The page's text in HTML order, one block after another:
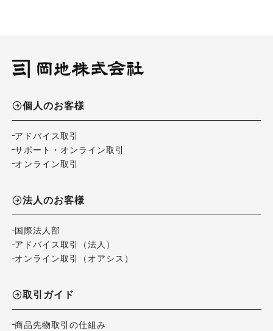
個人のお客様
アドバイス取引
サポート・オンライン取引
オンライン取引
法人のお客様
国際法人部
アドバイス取引（法人）
オンライン取引（オアシス）
取引ガイド
商品先物取引の仕組み